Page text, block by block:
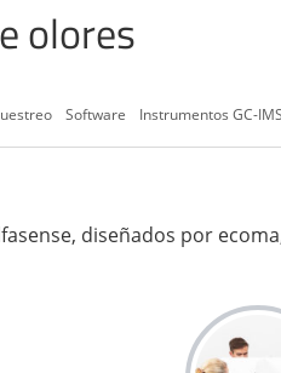
olores
Software Instrumentos GC-IMS
diseñados por